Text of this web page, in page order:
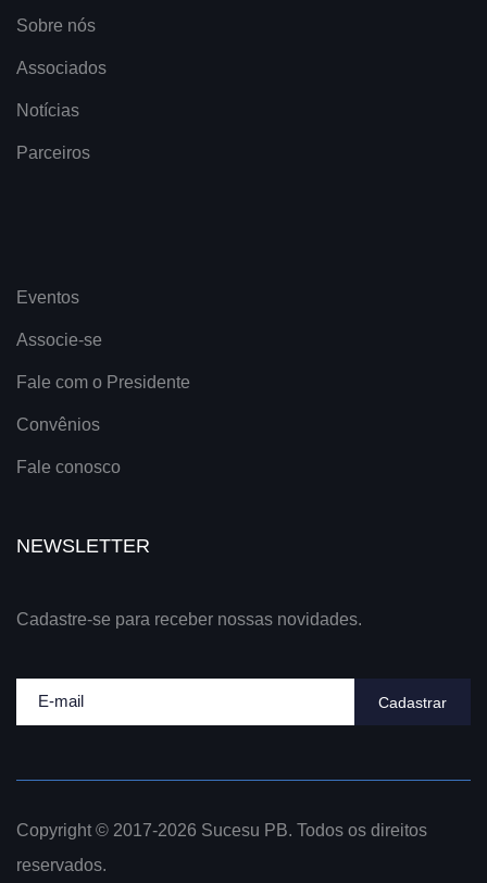
Sobre nós
Associados
Notícias
Parceiros
Eventos
Associe-se
Fale com o Presidente
Convênios
Fale conosco
NEWSLETTER
Cadastre-se para receber nossas novidades.
Cadastrar
Copyright © 2017-2026 Sucesu PB. Todos os direitos
reservados.